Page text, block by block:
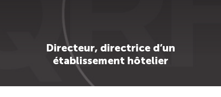
Main-d’oeuvre en tourisme
Directeur, directrice d’un
établissement hôtelier